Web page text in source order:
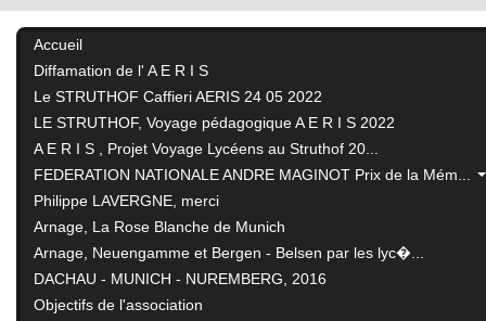
Accueil
Diffamation de l' A E R I S
Le STRUTHOF Caffieri AERIS 24 05 2022
LE STRUTHOF, Voyage pédagogique A E R I S 2022
A E R I S , Projet Voyage Lycéens au Struthof 20...
FEDERATION NATIONALE ANDRE MAGINOT Prix de la Mém...
Philippe LAVERGNE, merci
Arnage, La Rose Blanche de Munich
Arnage, Neuengamme et Bergen - Belsen par les lyc�...
DACHAU - MUNICH - NUREMBERG, 2016
Objectifs de l'association